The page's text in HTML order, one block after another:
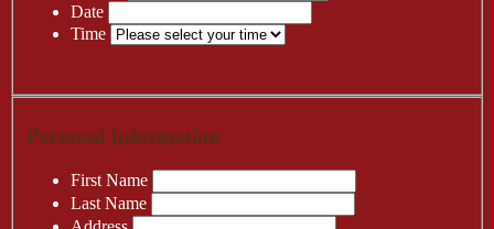
Date
Time
Personal Information
First Name
Last Name